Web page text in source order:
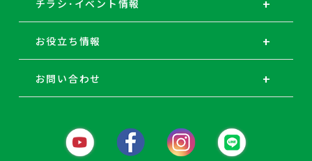
チラシ･イベント情報
お役立ち情報
お問い合わせ